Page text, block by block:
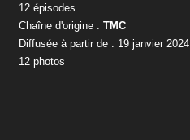
12 épisodes
Chaîne d'origine : TMC
Diffusée à partir de : 19 janvier 2024
12 photos